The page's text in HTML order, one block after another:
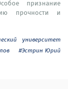
признание
прочности и
университет
#Эстрин Юрий